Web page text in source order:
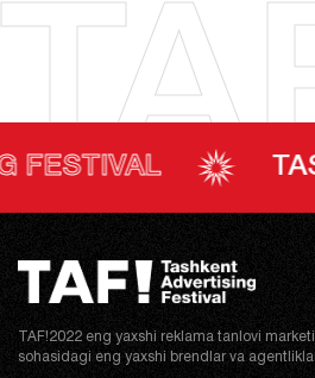
TAF!2022 eng yaxshi reklama tanlovi
sohasidagi eng yaxshi brendlar va